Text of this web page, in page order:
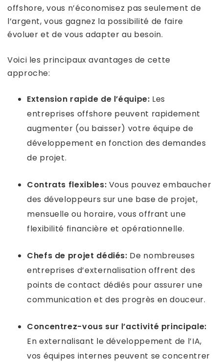
offshore, vous n’économisez pas seulement de
l’argent, vous gagnez la possibilité de faire
évoluer et de vous adapter au besoin.
Voici les principaux avantages de cette
approche:
Extension rapide de l’équipe: Les
entreprises offshore peuvent rapidement
augmenter (ou baisser) votre équipe de
développement en fonction des demandes
de projet.
Contrats flexibles: Vous pouvez embaucher
des développeurs sur une base de projet,
mensuelle ou horaire, vous offrant une
flexibilité financière et opérationnelle.
Chefs de projet dédiés: De nombreuses
entreprises d’externalisation offrent des
points de contact dédiés pour assurer une
communication et des progrès en douceur.
Concentrez-vous sur l’activité principale:
En externalisant le développement de l’IA,
vos équipes internes peuvent se concentrer